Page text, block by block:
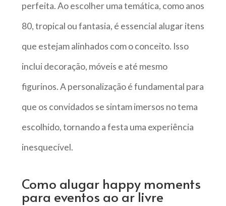
perfeita. Ao escolher uma temática, como anos
80, tropical ou fantasia, é essencial alugar itens
que estejam alinhados com o conceito. Isso
inclui decoração, móveis e até mesmo
figurinos. A personalização é fundamental para
que os convidados se sintam imersos no tema
escolhido, tornando a festa uma experiência
inesquecível.
Como alugar happy moments
para eventos ao ar livre